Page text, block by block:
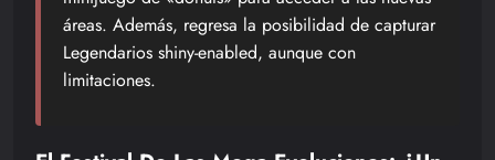
áreas. Además, regresa la posibilidad de capturar
Legendarios shiny-enabled, aunque con
limitaciones.